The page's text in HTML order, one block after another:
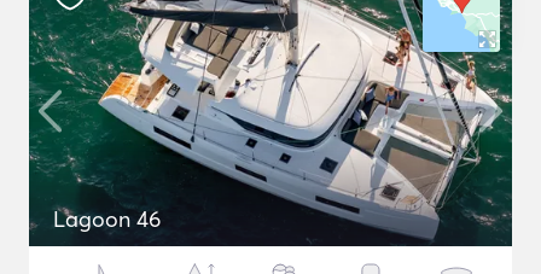
Lagoon 46